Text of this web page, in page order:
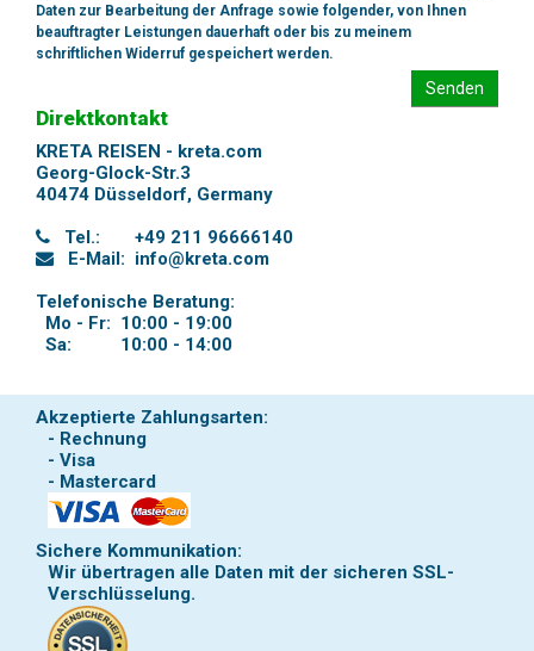
Daten zur Bearbeitung der Anfrage sowie folgender, von Ihnen
beauftragter Leistungen dauerhaft oder bis zu meinem
schriftlichen Widerruf gespeichert werden.
Senden
Direktkontakt
KRETA REISEN - kreta.com
Georg-Glock-Str.3
40474 Düsseldorf, Germany
Tel.:
+49 211 96666140
E-Mail: info@kreta.com
Telefonische Beratung:
Mo - Fr: 10:00 - 19:00
Sa:
10:00 - 14:00
Akzeptierte Zahlungsarten:
- Rechnung
- Visa
- Mastercard
Sichere Kommunikation:
Wir übertragen alle Daten mit der sicheren SSL-
Verschlüsselung.